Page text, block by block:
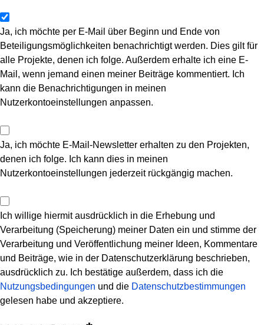
Ja, ich möchte per E-Mail über Beginn und Ende von
Beteiligungsmöglichkeiten benachrichtigt werden. Dies gilt für
alle Projekte, denen ich folge. Außerdem erhalte ich eine E-
Mail, wenn jemand einen meiner Beiträge kommentiert. Ich
kann die Benachrichtigungen in meinen
Nutzerkontoeinstellungen anpassen.
Ja, ich möchte E-Mail-Newsletter erhalten zu den Projekten,
denen ich folge. Ich kann dies in meinen
Nutzerkontoeinstellungen jederzeit rückgängig machen.
Ich willige hiermit ausdrücklich in die Erhebung und
Verarbeitung (Speicherung) meiner Daten ein und stimme der
Verarbeitung und Veröffentlichung meiner Ideen, Kommentare
und Beiträge, wie in der Datenschutzerklärung beschrieben,
ausdrücklich zu. Ich bestätige außerdem, dass ich die
Nutzungsbedingungen und die Datenschutzbestimmungen
gelesen habe und akzeptiere.